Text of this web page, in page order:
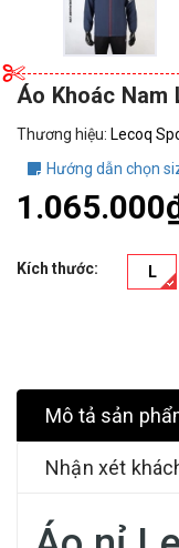
Áo Khoác
Thương hiệu: Lecoq
Hướng dẫn chọn
Kích thước: L
Mô tả sản
Nhận xét